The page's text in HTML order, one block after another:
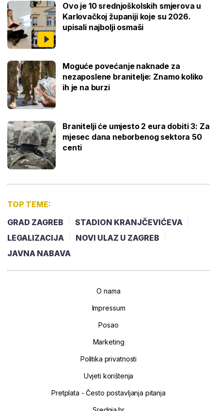
Ovo je 10 srednjoškolskih smjerova u
Karlovačkoj županiji koje su 2026.
upisali najbolji osmaši
Moguće povećanje naknade za
nezaposlene branitelje: Znamo koliko
ih je na burzi
Branitelji će umjesto 2 eura dobiti 3: Za
mjesec dana neborbenog sektora 50
centi
TOP TEME:
GRAD ZAGREB
STADION KRANJČEVIĆEVA
LEGALIZACIJA
NOVI ULAZ U ZAGREB
JAVNA NABAVA
O nama
Impressum
Posao
Marketing
Politika privatnosti
Uvjeti korištenja
Pretplata - Često postavljanja pitanja